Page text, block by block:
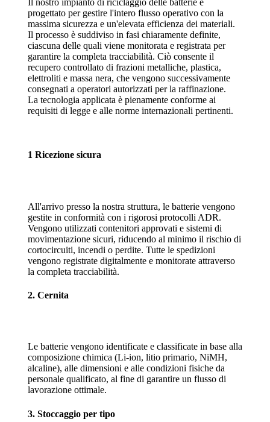
Il nostro impianto di riciclaggio delle batterie è
progettato per gestire l'intero flusso operativo con la
massima sicurezza e un'elevata efficienza dei materiali.
Il processo è suddiviso in fasi chiaramente definite,
ciascuna delle quali viene monitorata e registrata per
garantire la completa tracciabilità. Ciò consente il
recupero controllato di frazioni metalliche, plastica,
elettroliti e massa nera, che vengono successivamente
consegnati a operatori autorizzati per la raffinazione.
La tecnologia applicata è pienamente conforme ai
requisiti di legge e alle norme internazionali pertinenti.
1 Ricezione sicura
All'arrivo presso la nostra struttura, le batterie vengono
gestite in conformità con i rigorosi protocolli ADR.
Vengono utilizzati contenitori approvati e sistemi di
movimentazione sicuri, riducendo al minimo il rischio di
cortocircuiti, incendi o perdite. Tutte le spedizioni
vengono registrate digitalmente e monitorate attraverso
la completa tracciabilità.
2. Cernita
Le batterie vengono identificate e classificate in base alla
composizione chimica (Li-ion, litio primario, NiMH,
alcaline), alle dimensioni e alle condizioni fisiche da
personale qualificato, al fine di garantire un flusso di
lavorazione ottimale.
3. Stoccaggio per tipo